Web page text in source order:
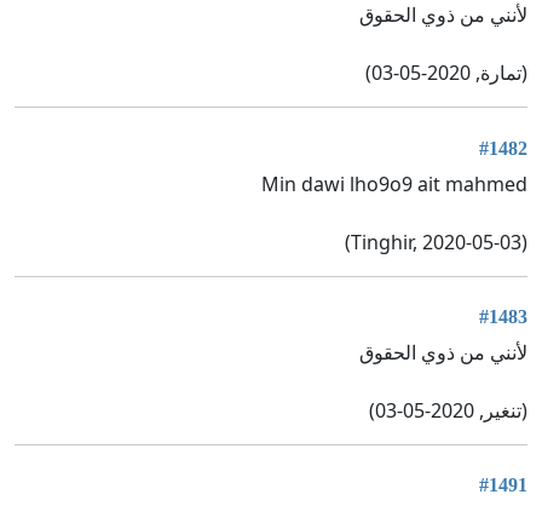
لأنني من ذوي الحقوق
(تمارة, 2020-05-03)
#1482
Min dawi lho9o9 ait mahmed
(Tinghir, 2020-05-03)
#1483
لأنني من ذوي الحقوق
(تنغير, 2020-05-03)
#1491